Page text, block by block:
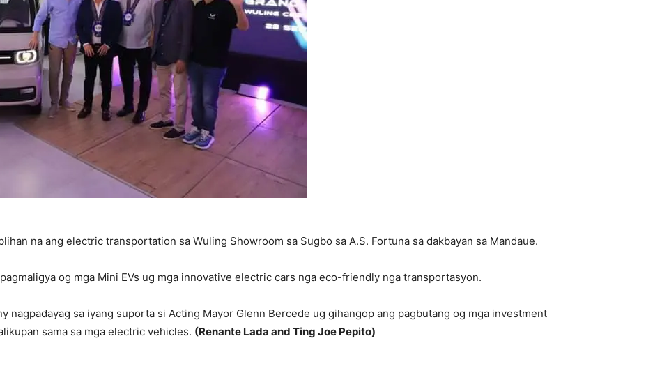
na ang electric transportation sa Wuling Showroom sa Sugbo sa A.S. Fortuna sa dakbayan sa Mandaue.
og mga Mini EVs ug mga innovative electric cars nga eco-friendly nga transportasyon.
nagpadayag sa iyang suporta si Acting Mayor Glenn Bercede ug gihangop ang pagbutang og mga investment
sama sa mga electric vehicles. (Renante Lada and Ting Joe Pepito)